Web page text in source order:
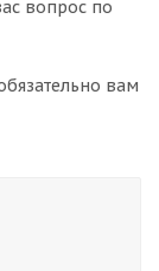
вопрос по
вам